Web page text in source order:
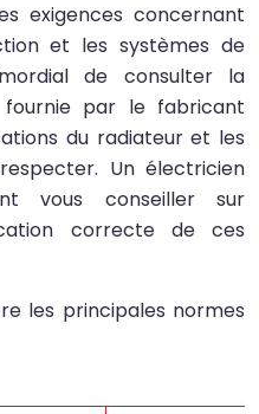
exigences concernant
et les systèmes de
de consulter la
fournie par le fabricant
du radiateur et les
Un électricien
vous conseiller sur
correcte de ces
les principales normes